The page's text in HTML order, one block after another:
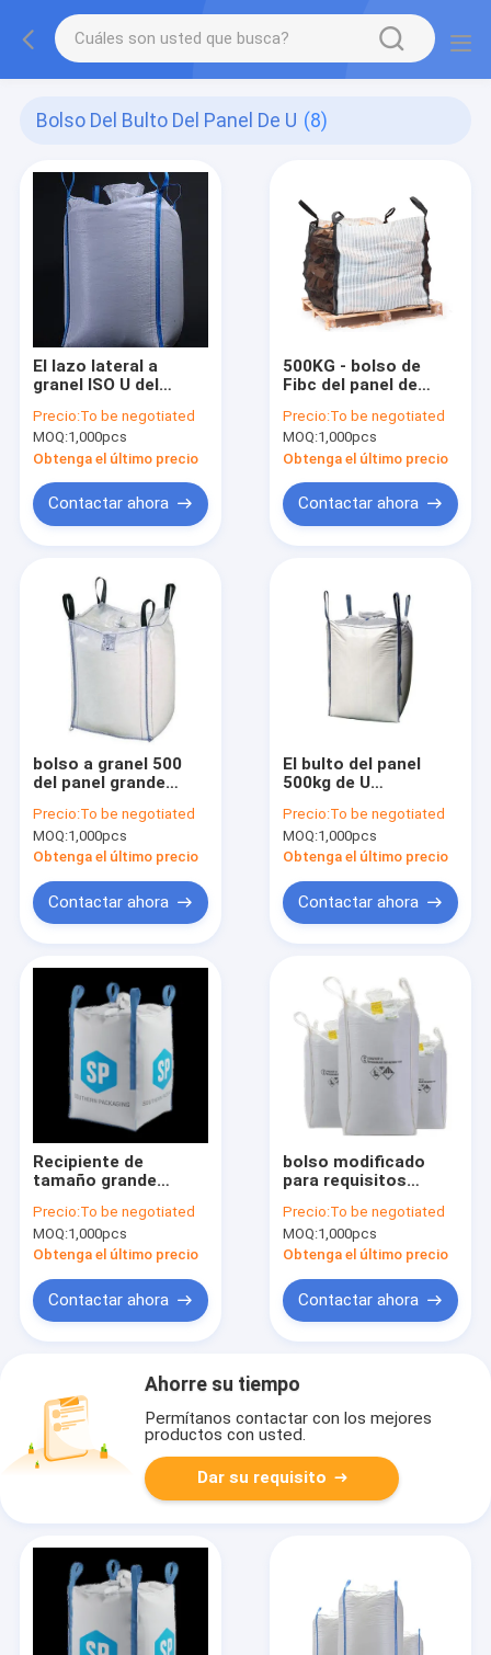
Bolso Del Bulto Del Panel De U (8)
El lazo lateral a
granel ISO U del
inferior del panel del
canalón certificó
Precio:To be negotiated
MOQ:1,000pcs
Obtenga el último precio
Contactar ahora
500KG - bolso de
Fibc del panel de
de tamaño grande
intermedio flexible
Precio:To be negotiated
MOQ:1,000pcs
Obtenga el último precio
Contactar ahora
bolso a granel 500
del panel grande
modificó para
requisitos
particulares con de
Precio:To be negotiated
MOQ:1,000pcs
Obtenga el último precio
Contactar ahora
El bulto del panel
500kg de U
resistencia de
humedad inferior
plana del 6:1 del 5:1
Precio:To be negotiated
MOQ:1,000pcs
Obtenga el último precio
Contactar ahora
Recipiente de
tamaño grande
del panel del bulto
del bolso del 6:1
grande del 5:1
Precio:To be negotiated
MOQ:1,000pcs
Obtenga el último precio
Contactar ahora
bolso modificado
para requisitos
del panel de U/6:1 a
granel grande del 5:1
de los bolsos con el
Precio:To be negotiated
MOQ:1,000pcs
Obtenga el último precio
Contactar ahora
Ahorre su tiempo
Permítanos contactar con los mejores
productos con usted.
Dar su requisito